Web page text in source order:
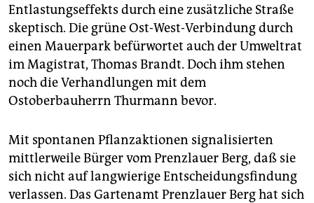
Entlastungseffekts durch eine zusätzliche Straße
skeptisch. Die grüne Ost-West-Verbindung durch
einen Mauerpark befürwortet auch der Umweltrat
im Magistrat, Thomas Brandt. Doch ihm stehen
noch die Verhandlungen mit dem
Ostoberbauherrn Thurmann bevor.
Mit spontanen Pflanzaktionen signalisierten
mittlerweile Bürger vom Prenzlauer Berg, daß sie
sich nicht auf langwierige Entscheidungsfindung
verlassen. Das Gartenamt Prenzlauer Berg hat sich